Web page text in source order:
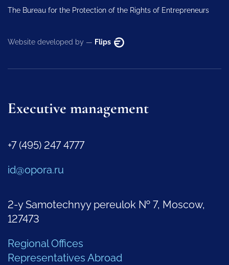
The Bureau for the Protection of the Rights of Entrepreneurs
Website developed by — Flips
Executive management
+7 (495) 247 4777
id@opora.ru
2-y Samotechnyy pereulok № 7, Moscow,
127473
Regional Offices
Representatives Abroad